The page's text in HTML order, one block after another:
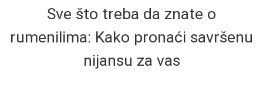
Sve što treba da znate o
rumenilima: Kako pronaći savršenu
nijansu za vas